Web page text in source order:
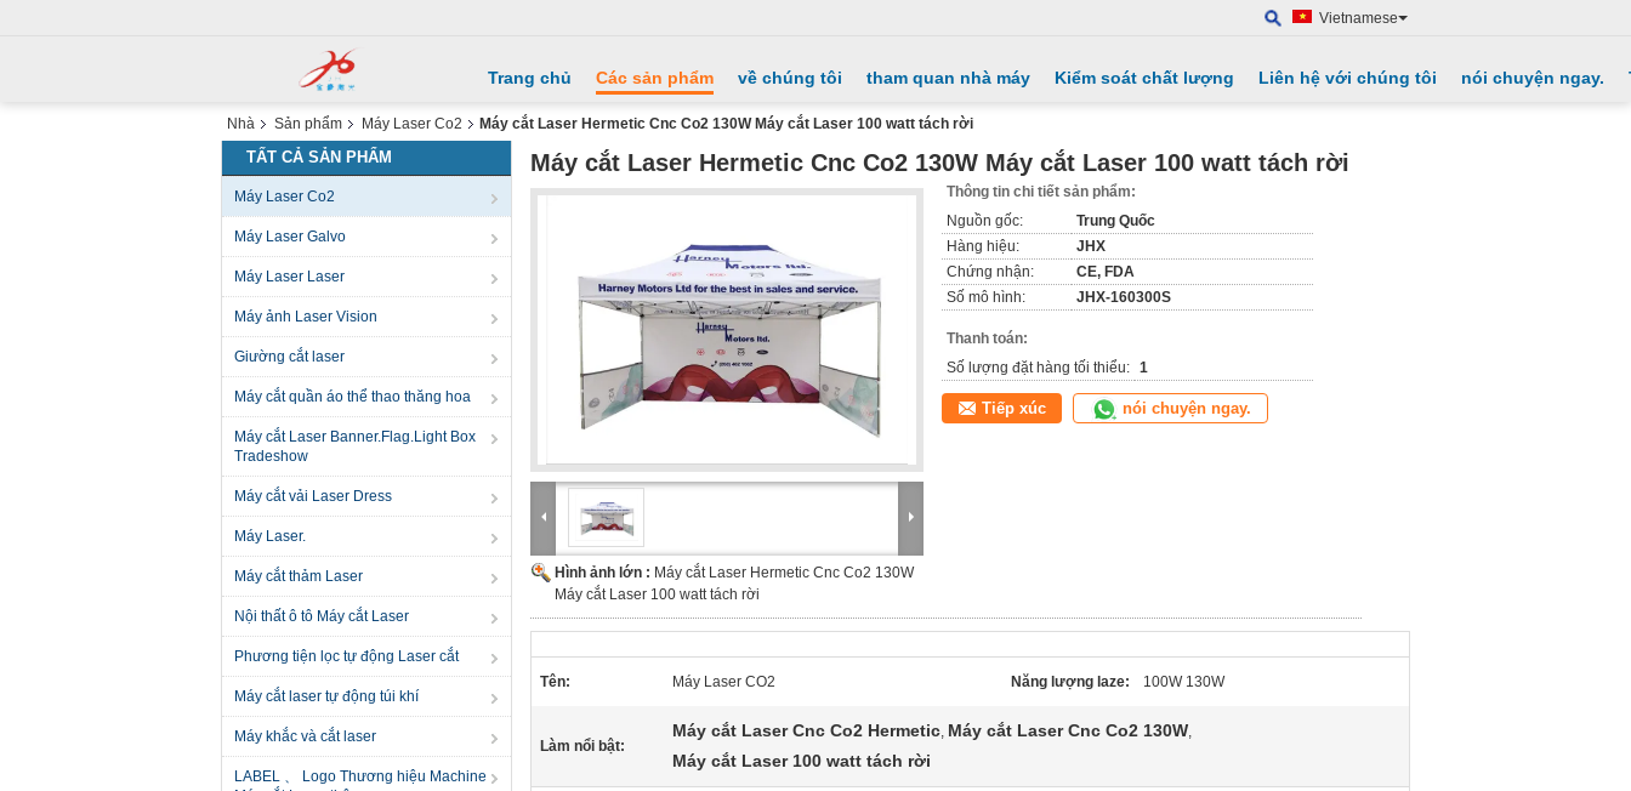
Vietnamese
Trang chủ Các sản phẩm về chúng tôi tham quan nhà máy Kiểm soát chất lượng Liên hệ với chúng tôi nói chuyện ngay.
Nhà Sản phẩm Máy Laser Co2 Máy cắt Laser Hermetic Cnc Co2 130W Máy cắt Laser 100 watt tách rời
TẤT CẢ SẢN PHẨM
Máy Laser Co2
Máy Laser Galvo
Máy Laser Laser
Máy ảnh Laser Vision
Giường cắt laser
Máy cắt quần áo thể thao thăng hoa
Máy cắt Laser Banner.Flag.Light Box
Tradeshow
Máy cắt vải Laser Dress
Máy Laser.
Máy cắt thảm Laser
Nội thất ô tô Máy cắt Laser
Phương tiện lọc tự động Laser cắt
Máy cắt laser tự động túi khí
Máy khắc và cắt laser
LABEL 、 Logo Thương hiệu Machine
Máy cắt Laser Hermetic Cnc Co2 130W Máy cắt Laser 100 watt tách rời
Hình ảnh lớn : Máy cắt Laser Hermetic Cnc Co2 130W
Máy cắt Laser 100 watt tách rời
Thông tin chi tiết sản phẩm:
Nguồn gốc:
Trung Quốc
Hàng hiệu:
JHX
Chứng nhận:
CE, FDA
Số mô hình:
JHX-160300S
Thanh toán:
Số lượng đặt hàng tối thiểu: 1
Tiếp xúc nói chuyện ngay.
Tên: Máy Laser CO2 Năng lượng laze: 100W 130W
Làm nổi bật:
Máy cắt Laser Cnc Co2 Hermetic, Máy cắt Laser Cnc Co2 130W,
Máy cắt Laser 100 watt tách rời